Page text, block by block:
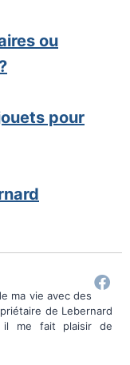
ou
pour
ma vie avec des
de Lebernard
il me fait plaisir de